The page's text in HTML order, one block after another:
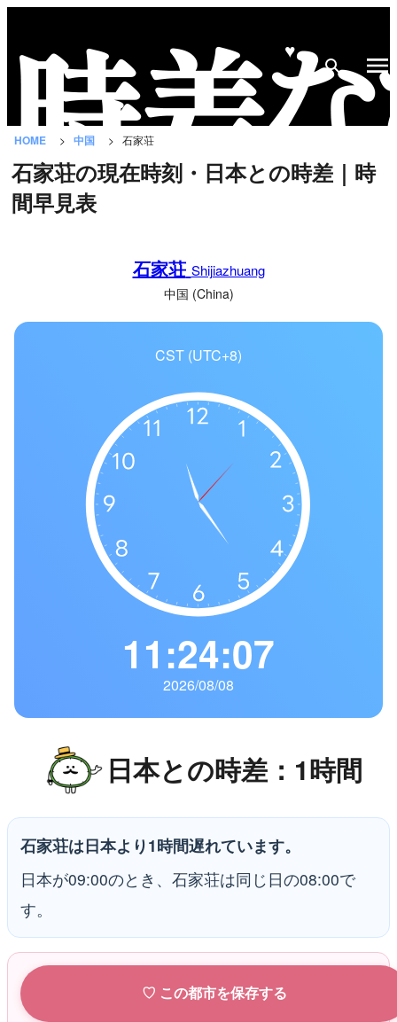
♥
HOME 中国 石家荘
石家荘の現在時刻・日本との時差｜時
間早見表
石家荘 Shijiazhuang
中国 (China)
CST (UTC+8)
11:24:08
2026/08/08
日本との時差：1時間
石家荘は日本より1時間遅れています。
日本が09:00のとき、石家荘は同じ日の08:00で
す。
♡ この都市を保存する
な
と
は？